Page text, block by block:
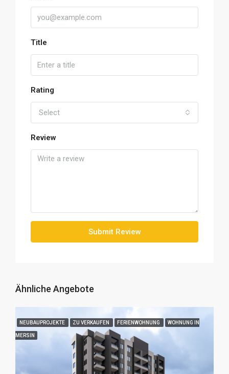
Title
Rating
Select
Review
Submit Review
Ähnliche Angebote
NEUBAUPROJEKTE ZU VERKAUFEN FERIENWOHNUNG WOHNUNG IN
MERSIN